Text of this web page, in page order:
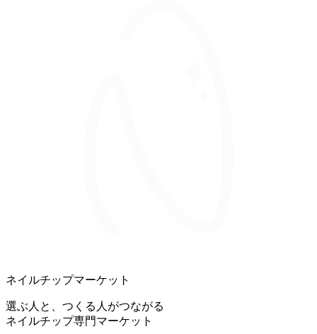
ネイルチップマーケット
選ぶ人と、つくる人がつながる
ネイルチップ専門マーケット